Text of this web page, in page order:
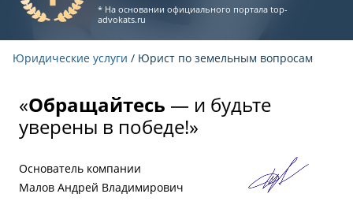
* На основании официального порталаtop-
advokats.ru
Юридические услуги / Юрист по земельным вопросам
«Обращайтесь — и будьте
уверены в победе!»
Основатель компании
Малов Андрей Владимирович